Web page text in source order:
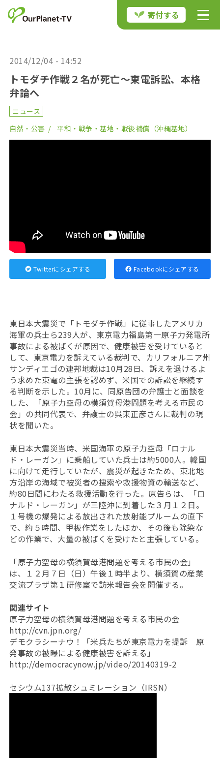
寄付する
2014/12/04 - 14:52
トモダチ作戦２名が死亡～東電訴訟、本格
弁論へ
ニュース
自然・公害
平和・戦争・基地・戦後補償（沖縄基地）
Twitterにシェアする Facebookにシェアする
東日本大震災で「トモダチ作戦」に従事したアメリカ
海軍の兵士ら239人が、東京電力福島第一原子力発電所
事故による被ばくが原因で、健康被害を受けていると
して、東京電力を訴えている裁判で、カリフォルニア州
サンディエゴの連邦地裁は10月28日、訴えを退けるよ
う求めた東電の主張を認めず、米国での訴訟を継続す
る判断を示した。10月に、同原告団の弁護士と面談を
した、「原子力空母の横須賀母港問題を考える市民の
会」の共同代表で、弁護士の呉東正彦さんに裁判の現
状を聞いた。
東日本大震災当時、米国海軍の原子力空母「ロナル
ド・レーガン」に乗船していた兵士は約5000人。韓国
に向けて走行していたが、震災が起きたため、東北地
方沿岸の海域で被災者の捜索や救援物資の輸送など、
約80日間にわたる救援活動を行った。原告らは、「ロ
ナルド・レーガン」が三陸沖に到着した３月１２日。
１号機の爆発による放出された放射能プルームの直下
で、約５時間、甲板作業をしたほか、その後も除染な
どの作業で、大量の被ばくを受けたと主張している。
「原子力空母の横須賀母港問題を考える市民の会」
は、１２月７日（日）午後１時半より、横須賀の産業
交流プラザ第１研修室で訪米報告会を開催する。
関連サイト
原子力空母の横須賀母港問題を考える市民の会
http://cvn.jpn.org/
デモクラシーナウ！「米兵たちが東京電力を提訴 原
発事故の被曝による健康被害を訴える」
http://democracynow.jp/video/20140319-2
セシウム137拡散シュミレーション（IRSN）